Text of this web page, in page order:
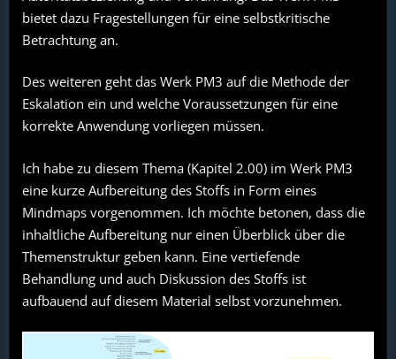
bietet dazu Fragestellungen für eine selbstkritische
Betrachtung an.
Des weiteren geht das Werk PM3 auf die Methode der
Eskalation ein und welche Voraussetzungen für eine
korrekte Anwendung vorliegen müssen.
Ich habe zu diesem Thema (Kapitel 2.00) im Werk PM3
eine kurze Aufbereitung des Stoffs in Form eines
Mindmaps vorgenommen. Ich möchte betonen, dass die
inhaltliche Aufbereitung nur einen Überblick über die
Themenstruktur geben kann. Eine vertiefende
Behandlung und auch Diskussion des Stoffs ist
aufbauend auf diesem Material selbst vorzunehmen.